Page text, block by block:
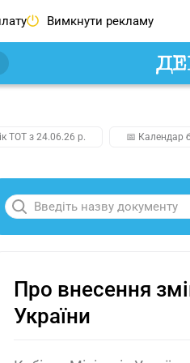
Вимкнути рекламу
ТОТ з 24.06.26 р. 📅 Календар
Про внесення
України